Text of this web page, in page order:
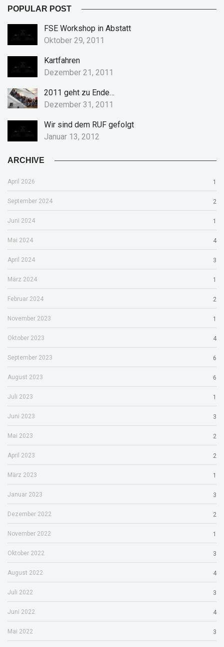
POPULAR POST
FSE Workshop in Abstatt
Oktober 29, 2011
Kartfahren
Dezember 21, 2011
2011 geht zu Ende…
Dezember 31, 2011
Wir sind dem RUF gefolgt
Januar 13, 2012
ARCHIVE
April 2026 1
September 2024 2
Juni 2024 1
Mai 2024 4
April 2024 3
März 2024 1
Februar 2024 2
November 2023 1
Oktober 2023 4
September 2023 6
August 2023 6
Juli 2023 1
Juni 2023 3
Mai 2023 2
April 2023 2
März 2023 1
Januar 2023 3
Dezember 2022 2
November 2022 1
Oktober 2022 3
August 2022 4
Juli 2022 3
Juni 2022 4
Mai 2022 3